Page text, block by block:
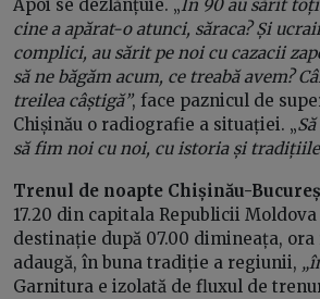
Apoi se dezlănțuie. „În 90 au sărit
cine a apărat-o atunci, săraca? Și
complici, au sărit pe noi cu cazacii
să ne băgăm acum, ce treabă avem?
treilea câștigă”, face paznicul de
Chișinău o radiografie a situației. „
să fim noi cu noi, cu istoria și
Trenul de noapte Chișinău-
17.20 din capitala Republicii
destinație după 07.00 dimineața, ora
adaugă, în buna tradiție a regiunii,
Garnitura e izolată de fluxul de